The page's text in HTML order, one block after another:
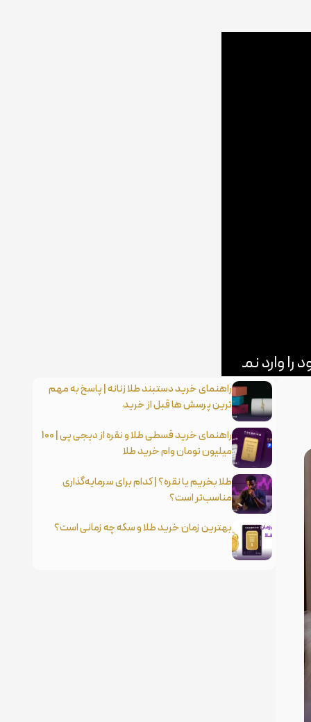
راهنمای خرید دستبند طلا زنانه | پاسخ به مهم
ترین پرسش ها قبل از خرید
راهنمای خرید قسطی طلا و نقره از دیجی پی | 100
میلیون تومان وام خرید طلا
طلا بخریم یا نقره؟ | کدام برای سرمایه‌گذاری
مناسب‌تر است؟
بهترین زمان خرید طلا و سکه چه زمانی است؟